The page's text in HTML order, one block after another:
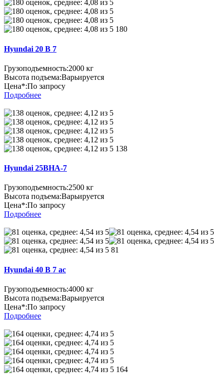
180
Hyundai 20 B 7
Грузоподъемность:2000 кг
Высота подъема:Варьируется
Цена*:По запросу
Подробнее
138
Hyundai 25BHA-7
Грузоподъемность:2500 кг
Высота подъема:Варьируется
Цена*:По запросу
Подробнее
81
Hyundai 40 B 7 ac
Грузоподъемность:4000 кг
Высота подъема:Варьируется
Цена*:По запросу
Подробнее
164